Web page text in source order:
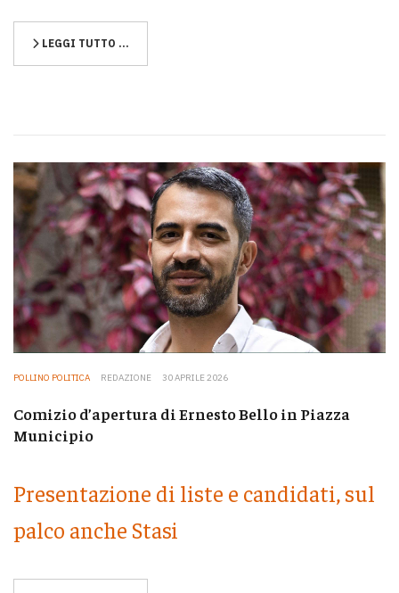
LEGGI TUTTO …
POLLINO POLITICA REDAZIONE 30 APRILE 2026
Comizio d’apertura di Ernesto Bello in Piazza
Municipio
Presentazione di liste e candidati, sul
palco anche Stasi